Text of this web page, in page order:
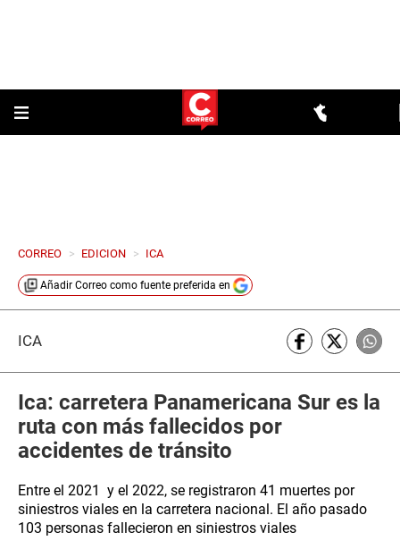
CORREO > EDICION > ICA
Añadir Correo como fuente preferida en
ICA
Ica: carretera Panamericana Sur es la
ruta con más fallecidos por
accidentes de tránsito
Entre el 2021 y el 2022, se registraron 41 muertes por
siniestros viales en la carretera nacional. El año pasado
103 personas fallecieron en siniestros viales